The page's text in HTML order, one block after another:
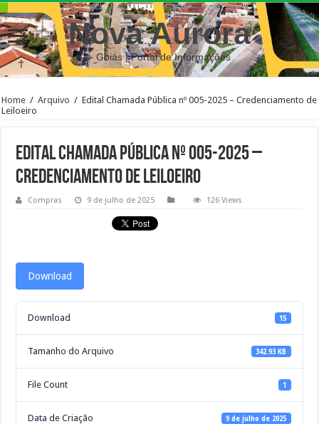
Nova Aurora
– Goiás | Portal de Informações
Home / Arquivo / Edital Chamada Pública nº 005-2025 – Credenciamento de
Leiloeiro
Edital Chamada Pública nº 005-2025 –
Credenciamento de Leiloeiro
Compras 9 de julho de 2025 126 Views
Download
Download 15
Tamanho do Arquivo 342.93 KB
File Count 1
Data de Criação 9 de julho de 2025